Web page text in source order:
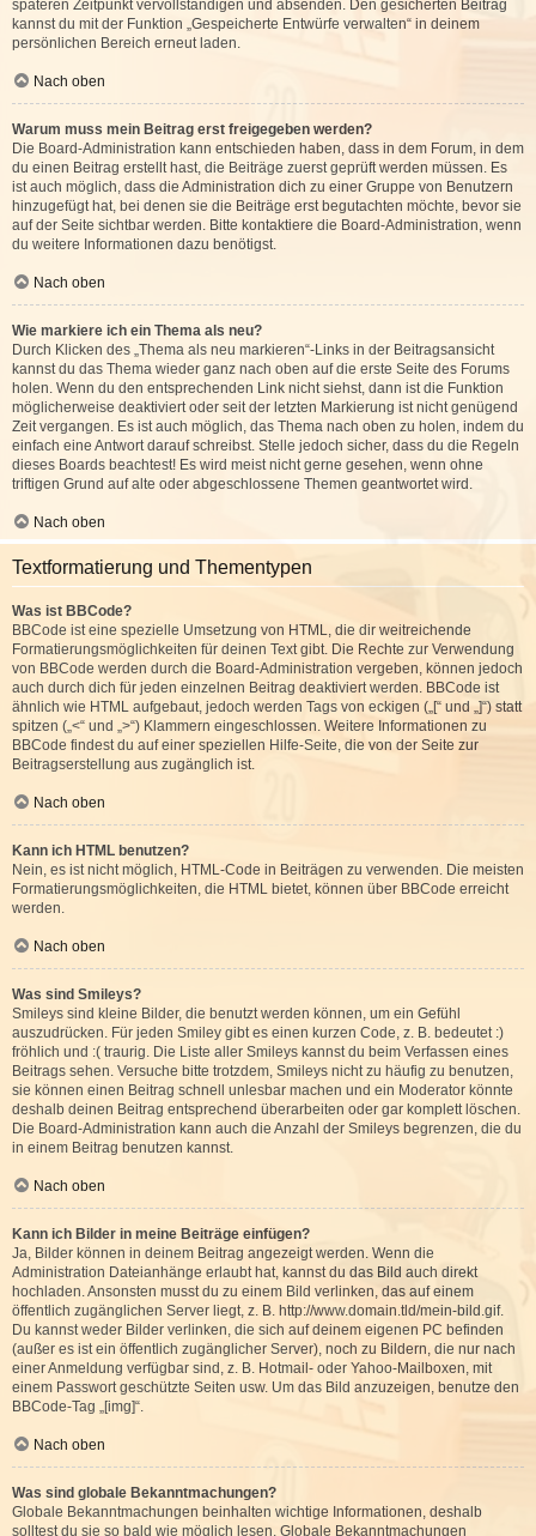
späteren Zeitpunkt vervollständigen und absenden. Den gesicherten Beitrag
kannst du mit der Funktion „Gespeicherte Entwürfe verwalten“ in deinem
persönlichen Bereich erneut laden.
Nach oben
Warum muss mein Beitrag erst freigegeben werden?
Die Board-Administration kann entschieden haben, dass in dem Forum, in dem
du einen Beitrag erstellt hast, die Beiträge zuerst geprüft werden müssen. Es
ist auch möglich, dass die Administration dich zu einer Gruppe von Benutzern
hinzugefügt hat, bei denen sie die Beiträge erst begutachten möchte, bevor sie
auf der Seite sichtbar werden. Bitte kontaktiere die Board-Administration, wenn
du weitere Informationen dazu benötigst.
Nach oben
Wie markiere ich ein Thema als neu?
Durch Klicken des „Thema als neu markieren“-Links in der Beitragsansicht
kannst du das Thema wieder ganz nach oben auf die erste Seite des Forums
holen. Wenn du den entsprechenden Link nicht siehst, dann ist die Funktion
möglicherweise deaktiviert oder seit der letzten Markierung ist nicht genügend
Zeit vergangen. Es ist auch möglich, das Thema nach oben zu holen, indem du
einfach eine Antwort darauf schreibst. Stelle jedoch sicher, dass du die Regeln
dieses Boards beachtest! Es wird meist nicht gerne gesehen, wenn ohne
triftigen Grund auf alte oder abgeschlossene Themen geantwortet wird.
Nach oben
Textformatierung und Thementypen
Was ist BBCode?
BBCode ist eine spezielle Umsetzung von HTML, die dir weitreichende
Formatierungsmöglichkeiten für deinen Text gibt. Die Rechte zur Verwendung
von BBCode werden durch die Board-Administration vergeben, können jedoch
auch durch dich für jeden einzelnen Beitrag deaktiviert werden. BBCode ist
ähnlich wie HTML aufgebaut, jedoch werden Tags von eckigen („[“ und „]“) statt
spitzen („<“ und „>“) Klammern eingeschlossen. Weitere Informationen zu
BBCode findest du auf einer speziellen Hilfe-Seite, die von der Seite zur
Beitragserstellung aus zugänglich ist.
Nach oben
Kann ich HTML benutzen?
Nein, es ist nicht möglich, HTML-Code in Beiträgen zu verwenden. Die meisten
Formatierungsmöglichkeiten, die HTML bietet, können über BBCode erreicht
werden.
Nach oben
Was sind Smileys?
Smileys sind kleine Bilder, die benutzt werden können, um ein Gefühl
auszudrücken. Für jeden Smiley gibt es einen kurzen Code, z. B. bedeutet :)
fröhlich und :( traurig. Die Liste aller Smileys kannst du beim Verfassen eines
Beitrags sehen. Versuche bitte trotzdem, Smileys nicht zu häufig zu benutzen,
sie können einen Beitrag schnell unlesbar machen und ein Moderator könnte
deshalb deinen Beitrag entsprechend überarbeiten oder gar komplett löschen.
Die Board-Administration kann auch die Anzahl der Smileys begrenzen, die du
in einem Beitrag benutzen kannst.
Nach oben
Kann ich Bilder in meine Beiträge einfügen?
Ja, Bilder können in deinem Beitrag angezeigt werden. Wenn die
Administration Dateianhänge erlaubt hat, kannst du das Bild auch direkt
hochladen. Ansonsten musst du zu einem Bild verlinken, das auf einem
öffentlich zugänglichen Server liegt, z. B. http://www.domain.tld/mein-bild.gif.
Du kannst weder Bilder verlinken, die sich auf deinem eigenen PC befinden
(außer es ist ein öffentlich zugänglicher Server), noch zu Bildern, die nur nach
einer Anmeldung verfügbar sind, z. B. Hotmail- oder Yahoo-Mailboxen, mit
einem Passwort geschützte Seiten usw. Um das Bild anzuzeigen, benutze den
BBCode-Tag „[img]“.
Nach oben
Was sind globale Bekanntmachungen?
Globale Bekanntmachungen beinhalten wichtige Informationen, deshalb
solltest du sie so bald wie möglich lesen. Globale Bekanntmachungen